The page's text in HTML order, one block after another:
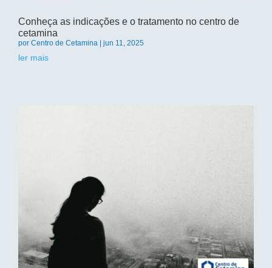
Conheça as indicações e o tratamento no centro de
cetamina
por Centro de Cetamina jun 11, 2025
ler mais